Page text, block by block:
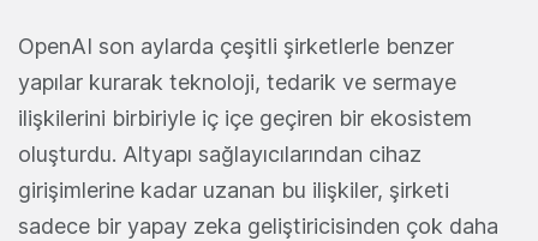
OpenAI son aylarda çeşitli şirketlerle benzer
yapılar kurarak teknoloji, tedarik ve sermaye
ilişkilerini birbiriyle iç içe geçiren bir ekosistem
oluşturdu. Altyapı sağlayıcılarından cihaz
girişimlerine kadar uzanan bu ilişkiler, şirketi
sadece bir yapay zeka geliştiricisinden çok daha